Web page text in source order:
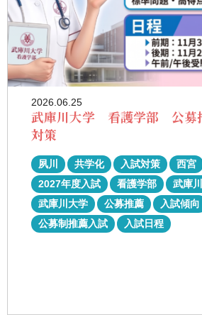
2026.06.25
武庫川大学 看護学部 公募
対策
夙川 共学化 入試対策 西宮
2027年度入試
看護学部
武庫
武庫川大学
公募推薦
入試傾向
公募制推薦入試
入試日程